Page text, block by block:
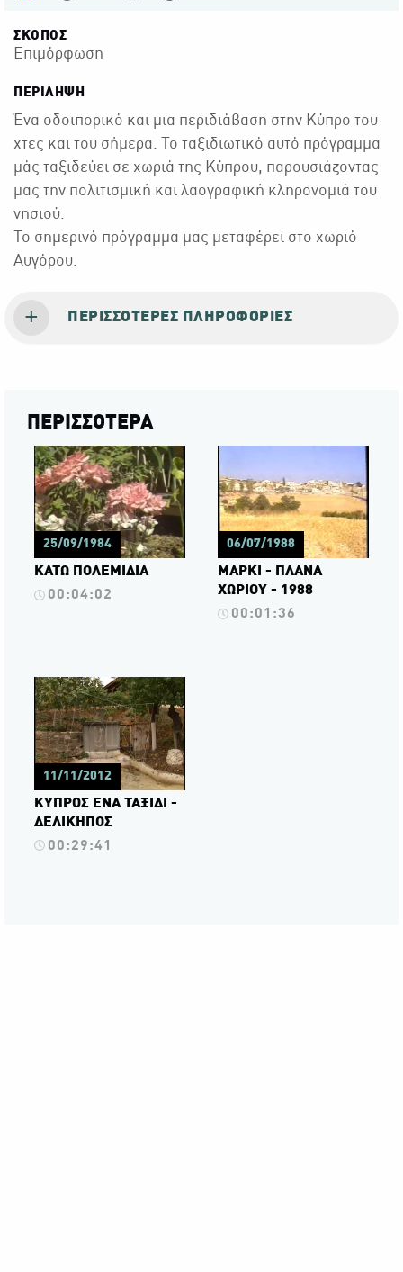
ΣΚΟΠΟΣ
Επιμόρφωση
ΠΕΡΙΛΗΨΗ
Ένα οδοιπορικό και μια περιδιάβαση στην Κύπρο του
χτες και του σήμερα. Το ταξιδιωτικό αυτό πρόγραμμα
μάς ταξιδεύει σε χωριά της Κύπρου, παρουσιάζοντας
μας την πολιτισμική και λαογραφική κληρονομιά του
νησιού.
Το σημερινό πρόγραμμα μας μεταφέρει στο χωριό
Αυγόρου.
ΠΕΡΙΣΣΌΤΕΡΕΣ ΠΛΗΡΟΦΟΡΊΕΣ
ΠΕΡΙΣΣΟΤΕΡΑ
25/09/1984
ΚΑΤΩ ΠΟΛΕΜΙΔΙΑ
00:04:02
06/07/1988
ΜΑΡΚΙ - ΠΛΑΝΑ
ΧΩΡΙΟΥ - 1988
00:01:36
11/11/2012
ΚΥΠΡΟΣ ΕΝΑ ΤΑΞΙΔΙ -
ΔΕΛΙΚΗΠΟΣ
00:29:41